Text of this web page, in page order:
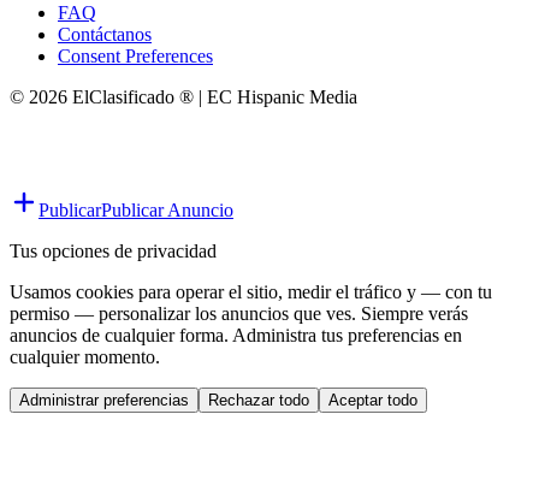
FAQ
Contáctanos
Consent Preferences
© 2026 ElClasificado ® | EC Hispanic Media
PublicarPublicar Anuncio
Tus opciones de privacidad
Usamos cookies para operar el sitio, medir el tráfico y — con tu
permiso — personalizar los anuncios que ves. Siempre verás
anuncios de cualquier forma. Administra tus preferencias en
cualquier momento.
Administrar preferencias Rechazar todo Aceptar todo